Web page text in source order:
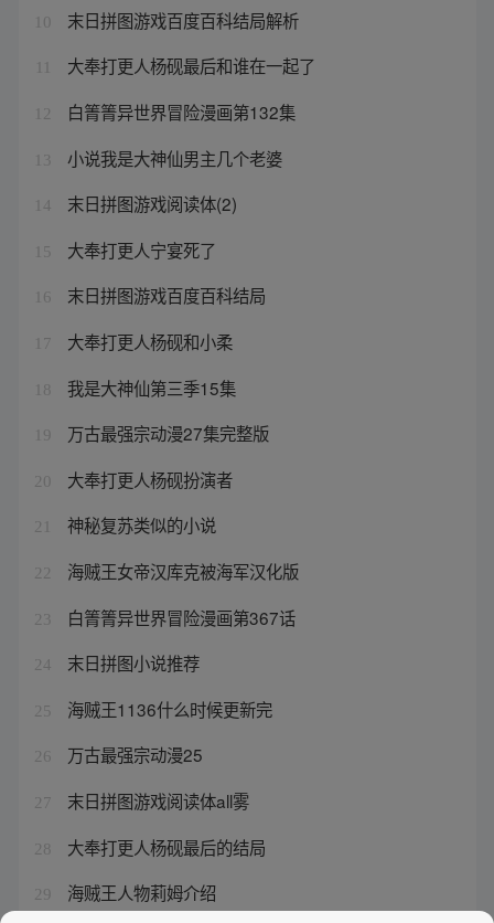
10 末日拼图游戏百度百科结局解析
大奉打更人杨砚最后和谁在一起了
12 白箐箐异世界冒险漫画第132集
13 小说我是大神仙男主几个老婆
14 末日拼图游戏阅读体(2)
15 大奉打更人宁宴死了
16 末日拼图游戏百度百科结局
17 大奉打更人杨砚和小柔
18 我是大神仙第三季15集
19 万古最强宗动漫27集完整版
20 大奉打更人杨砚扮演者
21 神秘复苏类似的小说
22 海贼王女帝汉库克被海军汉化版
23 白箐箐异世界冒险漫画第367话
24 末日拼图小说推荐
25 海贼王1136什么时候更新完
26 万古最强宗动漫25
27 末日拼图游戏阅读体all雾
28 大奉打更人杨砚最后的结局
29 海贼王人物莉姆介绍